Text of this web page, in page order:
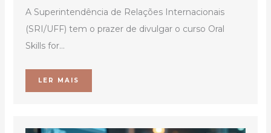
A Superintendência de Relações Internacionais
(SRI/UFF) tem o prazer de divulgar o curso Oral
Skills for...
LER MAIS